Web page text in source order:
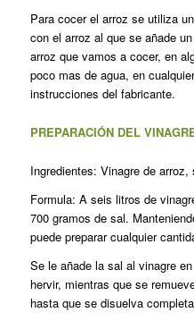
Para cocer el arroz se utiliza
con el arroz al que se añade
arroz que vamos a cocer, en
poco mas de agua, en
instrucciones del fabricante.
PREPARACIÓN DEL
Ingredientes: Vinagre de
Formula: A seis litros de
700 gramos de sal.
puede preparar cualquier
Se le añade la sal al vinagre
hervir, mientras que se
hasta que se disuelva